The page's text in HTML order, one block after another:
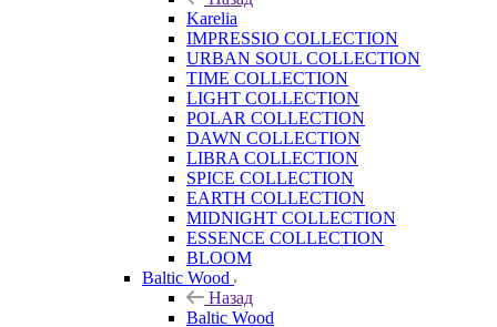
Karelia
IMPRESSIO COLLECTION
URBAN SOUL COLLECTION
TIME COLLECTION
LIGHT COLLECTION
POLAR COLLECTION
DAWN COLLECTION
LIBRA COLLECTION
SPICE COLLECTION
EARTH COLLECTION
MIDNIGHT COLLECTION
ESSENCE COLLECTION
BLOOM
Baltic Wood
Назад
Baltic Wood